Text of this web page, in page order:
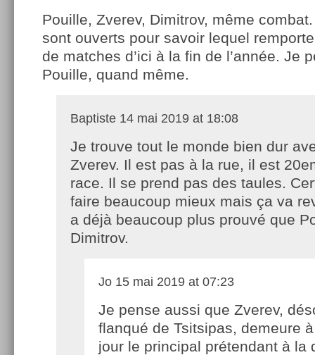
Pouille, Zverev, Dimitrov, même
sont ouverts pour savoir lequel
de matches d’ici à la fin de l’année. Je
Pouille, quand même.
Baptiste 14 mai 2019 at 18:08
Je trouve tout le monde bien dur
Zverev. Il est pas à la rue, il est
race. Il se prend pas des taules.
faire beaucoup mieux mais ça va
a déjà beaucoup plus prouvé que
Dimitrov.
Jo 15 mai 2019 at 07:23
Je pense aussi que Zverev,
flanqué de Tsitsipas, demeure
jour le principal prétendant à la